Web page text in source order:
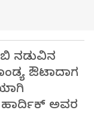
ನಡುವಿನ
ಔಟಾದಾಗ
ಹಾರ್ದಿಕ್ ಅವರ